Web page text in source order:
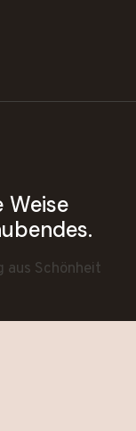
Weise
aus Schönheit